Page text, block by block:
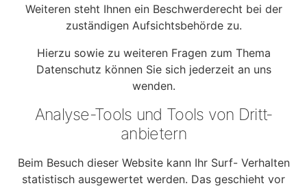
Weiteren steht Ihnen ein Beschwerderecht bei der
zuständigen Aufsichtsbehörde zu.
Hierzu sowie zu weiteren Fragen zum Thema
Datenschutz können Sie sich jederzeit an uns
wenden.
Analyse-Tools und Tools von Dritt­
anbietern
Beim Besuch dieser Website kann Ihr Surf- Verhalten
statistisch ausgewertet werden. Das geschieht vor